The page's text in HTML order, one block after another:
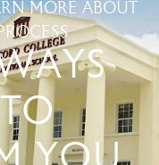
MORE ABOUT